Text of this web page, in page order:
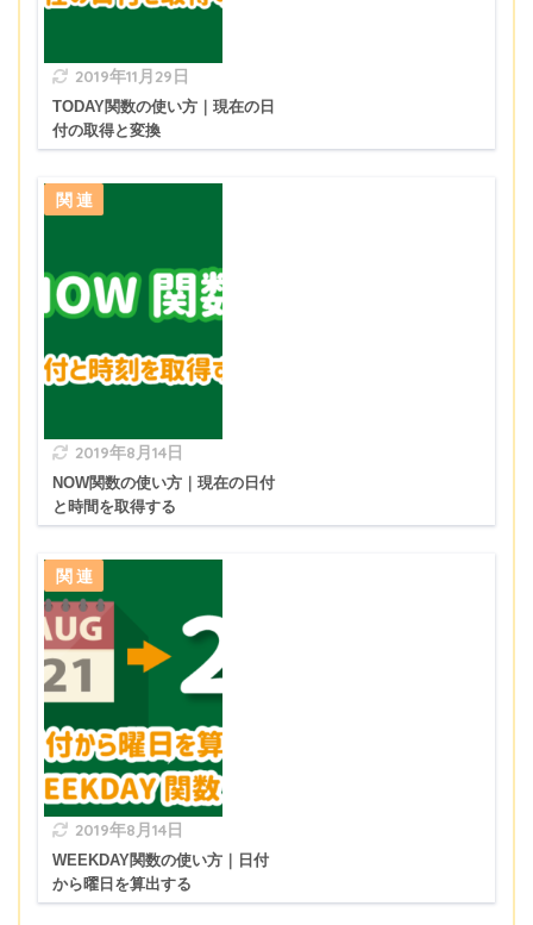
2019年11月29日
TODAY関数の使い方｜現在の日
付の取得と変換
2019年8月14日
NOW関数の使い方｜現在の日付
と時間を取得する
2019年8月14日
WEEKDAY関数の使い方｜日付
から曜日を算出する